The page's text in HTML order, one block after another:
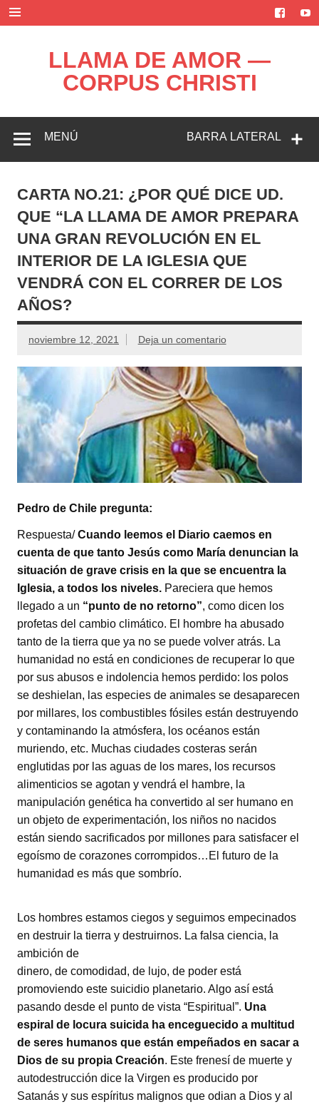
contenido
LLAMA DE AMOR —
CORPUS CHRISTI
BARRA LATERAL
MENÚ
CARTA NO.21: ¿POR QUÉ DICE UD.
QUE “LA LLAMA DE AMOR PREPARA
UNA GRAN REVOLUCIÓN EN EL
INTERIOR DE LA IGLESIA QUE
VENDRÁ CON EL CORRER DE LOS
AÑOS?
noviembre 12, 2021 Deja un comentario
Pedro de Chile pregunta:
Respuesta/Cuando leemos el Diario caemos en
cuenta de que tanto Jesús como María denuncian la
situación de grave crisis en la que se encuentra la
Iglesia, a todos los niveles. Pareciera que hemos
llegado a un “punto de no retorno”, como dicen los
profetas del cambio climático. El hombre ha abusado
tanto de la tierra que ya no se puede volver atrás. La
humanidad no está en condiciones de recuperar lo que
por sus abusos e indolencia hemos perdido: los polos
se deshielan, las especies de animales se desaparecen
por millares, los combustibles fósiles están destruyendo
y contaminando la atmósfera, los océanos están
muriendo, etc. Muchas ciudades costeras serán
englutidas por las aguas de los mares, los recursos
alimenticios se agotan y vendrá el hambre, la
manipulación genética ha convertido al ser humano en
un objeto de experimentación, los niños no nacidos
están siendo sacrificados por millones para satisfacer el
egoísmo de corazones corrompidos…El futuro de la
humanidad es más que sombrío.
Los hombres estamos ciegos y seguimos empecinados
en destruir la tierra y destruirnos. La falsa ciencia, la
ambición de
dinero, de comodidad, de lujo, de poder está
promoviendo este suicidio planetario. Algo así está
pasando desde el punto de vista “Espiritual”. Una
espiral de locura suicida ha enceguecido a multitud
de seres humanos que están empeñados en sacar a
Dios de su propia Creación. Este frenesí de muerte y
autodestrucción dice la Virgen es producido por
Satanás y sus espíritus malignos que odian a Dios y al